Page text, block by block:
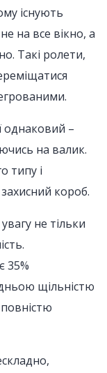
існують
на все вікно, а
Такі ролети,
однаковий –
на валик.
типу і
короб.
не тільки
35%
щільністю